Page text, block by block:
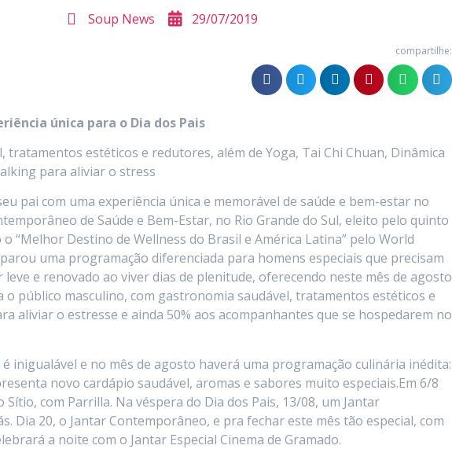
Soup News 29/07/2019
compartilhe:
única para o Dia dos Pais
tratamentos estéticos e redutores, além de Yoga, Tai Chi Chuan, Dinâmica
para aliviar o stress
pai com uma experiência única e memorável de saúde e bem-estar no
de Saúde e Bem-Estar, no Rio Grande do Sul, eleito pelo quinto
“Melhor Destino de Wellness do Brasil e América Latina” pelo World
uma programação diferenciada para homens especiais que precisam
leve e renovado ao viver dias de plenitude, oferecendo neste mês de agosto
o público masculino, com gastronomia saudável, tratamentos estéticos e
aliviar o estresse e ainda 50% aos acompanhantes que se hospedarem no
inigualável e no mês de agosto haverá uma programação culinária inédita:
novo cardápio saudável, aromas e sabores muito especiais.Em 6/8
Sítio, com Parrilla. Na véspera do Dia dos Pais, 13/08, um Jantar
Dia 20, o Jantar Contemporâneo, e pra fechar este mês tão especial, com
a noite com o Jantar Especial Cinema de Gramado.